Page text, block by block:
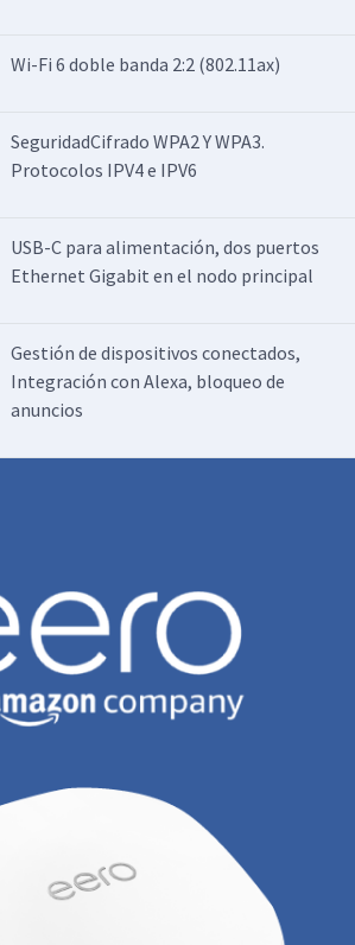
Wi-Fi 6 doble banda 2:2 (802.11ax)
SeguridadCifrado WPA2 Y WPA3.
Protocolos IPV4 e IPV6
USB-C para alimentación, dos puertos
Ethernet Gigabit en el nodo principal
Gestión de dispositivos conectados,
Integración con Alexa, bloqueo de
anuncios